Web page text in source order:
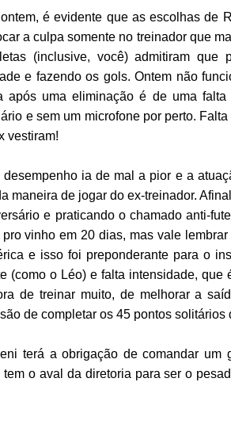
é evidente que as escolhas de
a culpa somente no treinador que
(inclusive, você) admitiram
e fazendo os gols. Ontem não
após uma eliminação é de uma
e sem um microfone por perto.
vestiram!
ia de mal a pior e a
maneira de jogar do ex-treinador.
e praticando o chamado anti-
vinho em 20 dias, mas vale
e isso foi preponderante para o
(como o Léo) e falta intensidade,
de treinar muito, de melhorar a
de completar os 45 pontos solitários
terá a obrigação de comandar um
o aval da diretoria para ser o